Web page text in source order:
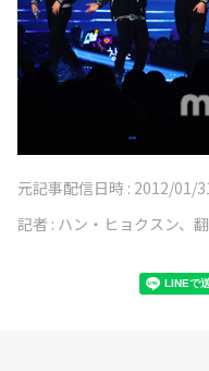
元記事配信日時 : 2012/01/
記者 : ハン・ヒョクスン、